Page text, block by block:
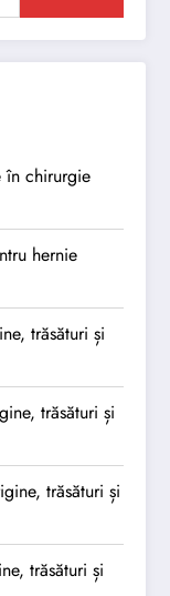
în chirurgie
hernie
trăsături și
trăsături și
trăsături și
trăsături și